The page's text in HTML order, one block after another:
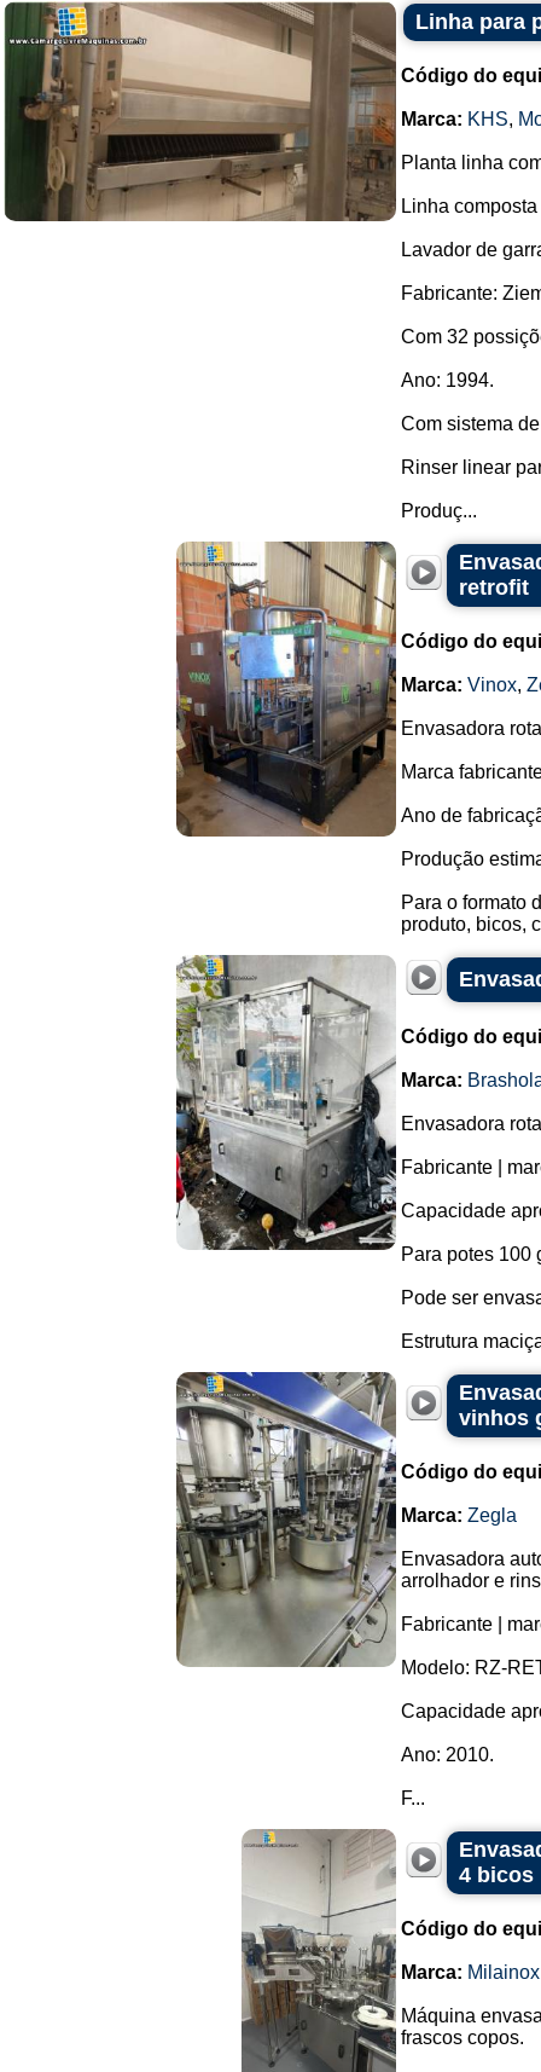
Linha para
Código do
Marca: KHS,
Planta linha
Linha
Lavador de
Fabricante:
Com 32
Ano: 1994.
Com sistema
Rinser linear
Produç...
retrofit
Código do
Marca: Vinox,
Envasadora
Marca
Ano de
Produção
Para o formato
produto, bicos,
Código do
Marca:
Envasadora
Fabricante |
Capacidade
Para potes 100
Pode ser
Estrutura
vinhos
Código do
Marca: Zegla
Envasadora
arrolhador e
Fabricante |
Modelo: RZ-
Capacidade
Ano: 2010.
F...
4 bicos
Código do
Marca: Milainox
Máquina
frascos copos.